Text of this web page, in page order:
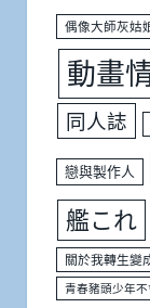
偶像大師灰姑
動畫
同人誌
戀與製作人
艦これ
關於我轉生變
青春豬頭少年